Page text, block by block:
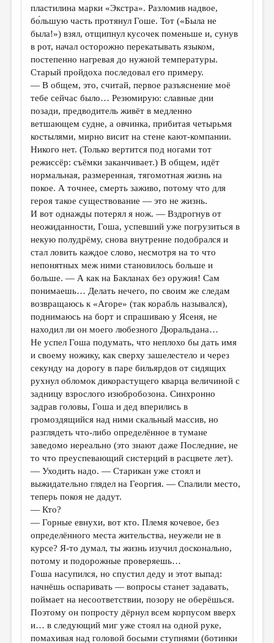
пластилина марки «Экстра». Разломив надвое,
бо́льшую часть протянул Гоше. Тот («Была не
была!») взял, отщипнул кусочек поменьше и, сунув
в рот, начал осторожно перекатывать языком,
постепенно нагревая до нужной температуры.
Старый пройдоха последовал его примеру.
— В общем, это, считай, первое разъяснение моё
тебе сейчас было… Резюмирую: славные дни
позади, предводитель живёт в медленно
ветшающем судне, а овчинка, прибитая четырьмя
костылями, мирно висит на стене кают-компании.
Никого нет. (Только вертится под ногами тот
режиссёр: съёмки заканчивает.) В общем, идёт
нормальная, размеренная, тягомотная жизнь на
покое. А точнее, смерть заживо, потому что для
героя такое существование — это не жизнь.
И вот однажды потерял я нож. — Вздрогнув от
неожиданности, Гоша, успевший уже погрузиться в
некую полудрёму, снова внутренне подобрался и
стал ловить каждое слово, несмотря на то что
непонятных меж ними становилось больше и
больше. — А как на Бакланах без оружия! Сам
понимаешь… Делать нечего, по своим же следам
возвращаюсь к «Агоре» (так корабль назывался),
поднимаюсь на борт и спрашиваю у Ясеня, не
находил ли он моего любезного Дюральдана…
Не успел Гоша подумать, что неплохо бы дать имя
и своему ножику, как сверху зашелестело и через
секунду на дорогу в паре бильярдов от сидящих
рухнул обломок дикорастущего кварца величиной с
задницу взрослого изюбробозона. Синхронно
задрав головы, Гоша и дед вперились в
громоздящийся над ними скальный массив, но
разглядеть что-либо определённое в тумане
заведомо нереально (это знают даже Последние, не
то что преуспевающий систерций в расцвете лет).
— Уходить надо. — Старикан уже стоял и
выжидательно глядел на Георгия. — Спалили место,
теперь покоя не дадут.
— Кто?
— Горные евнухи, вот кто. Племя кочевое, без
определённого места жительства, неужели не в
курсе? Я-то думал, ты жизнь изучил досконально,
потому и подорожные проверяешь…
Гоша насупился, но спустил деду и этот выпад:
начнёшь оспаривать — вопросы станет задавать,
поймает на несоответствии, позору не оберёшься.
Поэтому он попросту дёрнул всем корпусом вверх
и… в следующий миг уже стоял на одной руке,
помахивая над головой босыми ступнями (ботинки